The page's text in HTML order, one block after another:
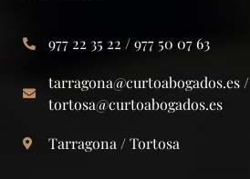
977 22 35 22 / 977 50 07 63
tarragona@curtoabogados.es /
tortosa@curtoabogados.es
Tarragona / Tortosa